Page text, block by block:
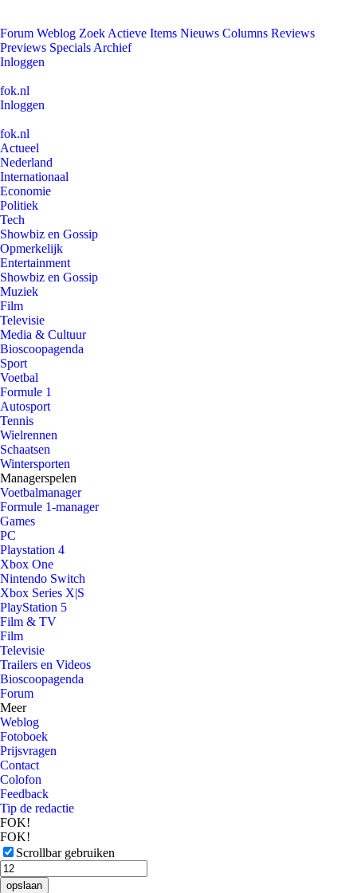
Forum Weblog Zoek Actieve Items Nieuws Columns Reviews
Previews Specials Archief
Inloggen
fok.nl
Inloggen
fok.nl
Actueel
Nederland
Internationaal
Economie
Politiek
Tech
Showbiz en Gossip
Opmerkelijk
Entertainment
Showbiz en Gossip
Muziek
Film
Televisie
Media & Cultuur
Bioscoopagenda
Sport
Voetbal
Formule 1
Autosport
Tennis
Wielrennen
Schaatsen
Wintersporten
Managerspelen
Voetbalmanager
Formule 1-manager
Games
PC
Playstation 4
Xbox One
Nintendo Switch
Xbox Series X|S
PlayStation 5
Film & TV
Film
Televisie
Trailers en Videos
Bioscoopagenda
Forum
Meer
Weblog
Fotoboek
Prijsvragen
Contact
Colofon
Feedback
Tip de redactie
FOK!
FOK!
Scrollbar gebruiken
opslaan